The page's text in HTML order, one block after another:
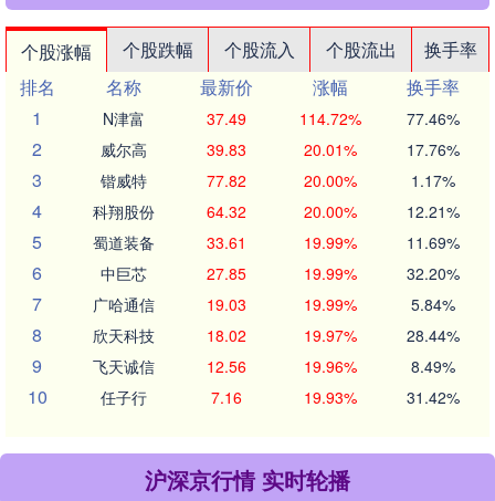
个股涨幅 个股跌幅 个股流入 个股流出
换手率
排名
名称 最新价 涨幅
换手率
1
N津富 37.49 114.72% 77.46%
2 威尔高 39.83 20.01% 17.76%
3 锴威特 77.82 20.00% 1.17%
4 科翔股份 64.32 20.00% 12.21%
5 蜀道装备 33.61 19.99% 11.69%
6 中巨芯 27.85 19.99% 32.20%
7 广哈通信 19.03 19.99% 5.84%
8 欣天科技 18.02 19.97% 28.44%
9 飞天诚信 12.56 19.96% 8.49%
10 任子行 7.16 19.93% 31.42%
沪深京行情 实时轮播